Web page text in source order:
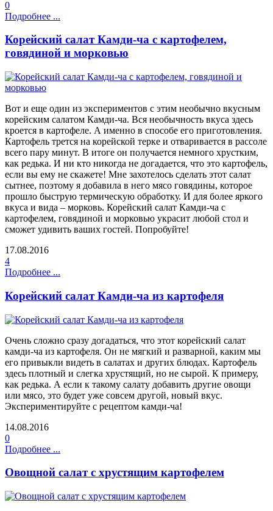
0
Подробнее ...
Корейский салат Камди-ча с картофелем,
говядиной и морковью
Вот и еще один из экспериментов с этим необычно вкусным
корейским салатом Камди-ча. Вся необычность вкуса здесь
кроется в картофеле. А именно в способе его приготовления.
Картофель трется на корейской терке и отваривается в рассоле
всего пару минут. В итоге он получается немного хрустким,
как редька. И ни кто никогда не догадается, что это картофель,
если вы ему не скажете! Мне захотелось сделать этот салат
сытнее, поэтому я добавила в него мясо говядины, которое
прошло быструю термическую обработку. И для более яркого
вкуса и вида – морковь. Корейский салат Камди-ча с
картофелем, говядиной и морковью украсит любой стол и
сможет удивить ваших гостей. Попробуйте!
17.08.2016
4
Подробнее ...
Корейский салат Камди-ча из картофеля
Очень сложно сразу догадаться, что этот корейский салат
камди-ча из картофеля. Он не мягкий и разварной, каким мы
его привыкли видеть в салатах и других блюдах. Картофель
здесь плотный и слегка хрустящий, но не сырой. К примеру,
как редька. А если к такому салату добавить другие овощи
или мясо, это будет уже совсем другой, новый вкус.
Экспериментируйте с рецептом камди-ча!
14.08.2016
0
Подробнее ...
Овощной салат с хрустящим картофелем